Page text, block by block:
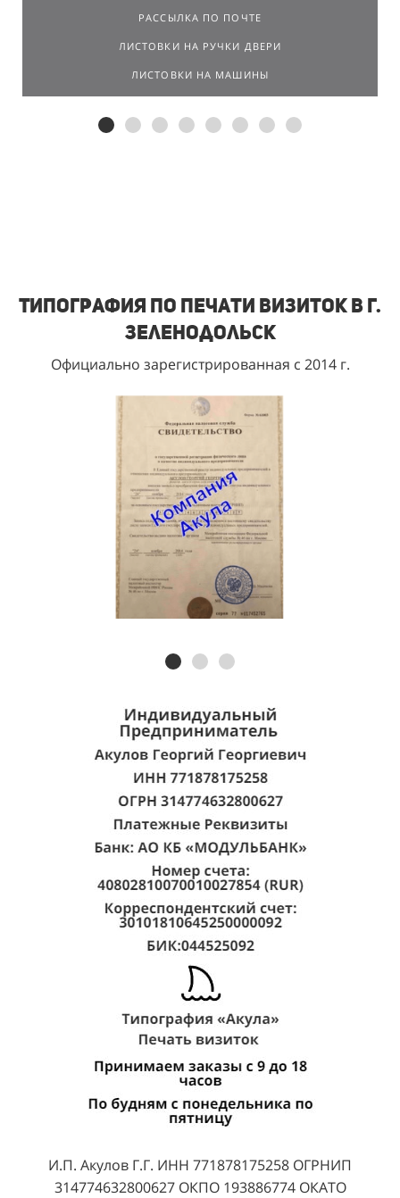
РАССЫЛКА ПО ПОЧТЕ
ЛИСТОВКИ НА РУЧКИ ДВЕРИ
ЛИСТОВКИ НА МАШИНЫ
Типография по печати визиток в г.
Зеленодольск
Официально зарегистрированная с 2014 г.
И.П. Акулов Г.Г. ИНН 771878175258 ОГРНИП
314774632800627 ОКПО 193886774 ОКАТО